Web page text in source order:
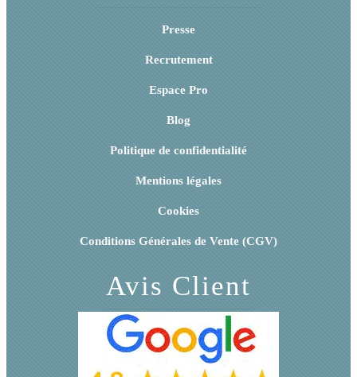
Presse
Recrutement
Espace Pro
Blog
Politique de confidentialité
Mentions légales
Cookies
Conditions Générales de Vente (CGV)
Avis Client